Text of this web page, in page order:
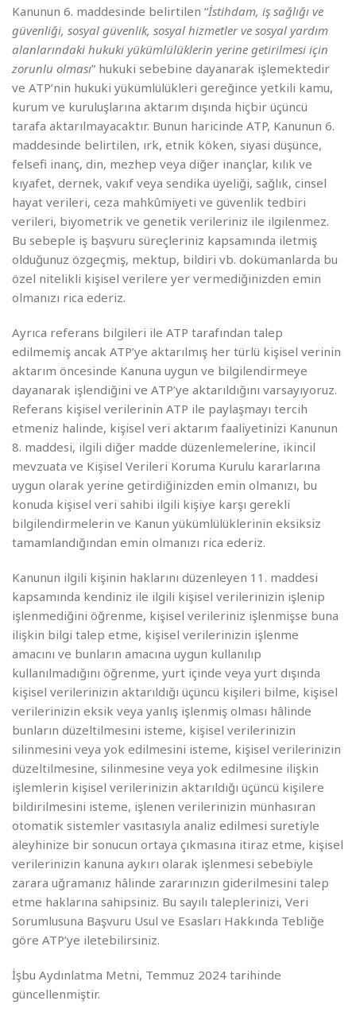
Kanunun 6. maddesinde belirtilen “İstihdam, iş sağlığı ve
güvenliği, sosyal güvenlik, sosyal hizmetler ve sosyal yardım
alanlarındaki hukuki yükümlülüklerin yerine getirilmesi için
zorunlu olması” hukuki sebebine dayanarak işlemektedir
ve ATP’nin hukuki yükümlülükleri gereğince yetkili kamu,
kurum ve kuruluşlarına aktarım dışında hiçbir üçüncü
tarafa aktarılmayacaktır. Bunun haricinde ATP, Kanunun 6.
maddesinde belirtilen, ırk, etnik köken, siyasi düşünce,
felsefi inanç, din, mezhep veya diğer inançlar, kılık ve
kıyafet, dernek, vakıf veya sendika üyeliği, sağlık, cinsel
hayat verileri, ceza mahkûmiyeti ve güvenlik tedbiri
verileri, biyometrik ve genetik verileriniz ile ilgilenmez.
Bu sebeple iş başvuru süreçleriniz kapsamında iletmiş
olduğunuz özgeçmiş, mektup, bildiri vb. dokümanlarda bu
özel nitelikli kişisel verilere yer vermediğinizden emin
olmanızı rica ederiz.
Ayrıca referans bilgileri ile ATP tarafından talep
edilmemiş ancak ATP’ye aktarılmış her türlü kişisel verinin
aktarım öncesinde Kanuna uygun ve bilgilendirmeye
dayanarak işlendiğini ve ATP’ye aktarıldığını varsayıyoruz.
Referans kişisel verilerinin ATP ile paylaşmayı tercih
etmeniz halinde, kişisel veri aktarım faaliyetinizi Kanunun
8. maddesi, ilgili diğer madde düzenlemelerine, ikincil
mevzuata ve Kişisel Verileri Koruma Kurulu kararlarına
uygun olarak yerine getirdiğinizden emin olmanızı, bu
konuda kişisel veri sahibi ilgili kişiye karşı gerekli
bilgilendirmelerin ve Kanun yükümlülüklerinin eksiksiz
tamamlandığından emin olmanızı rica ederiz.
Kanunun ilgili kişinin haklarını düzenleyen 11. maddesi
kapsamında kendiniz ile ilgili kişisel verilerinizin işlenip
işlenmediğini öğrenme, kişisel verileriniz işlenmişse buna
ilişkin bilgi talep etme, kişisel verilerinizin işlenme
amacını ve bunların amacına uygun kullanılıp
kullanılmadığını öğrenme, yurt içinde veya yurt dışında
kişisel verilerinizin aktarıldığı üçüncü kişileri bilme, kişisel
verilerinizin eksik veya yanlış işlenmiş olması hâlinde
bunların düzeltilmesini isteme, kişisel verilerinizin
silinmesini veya yok edilmesini isteme, kişisel verilerinizin
düzeltilmesine, silinmesine veya yok edilmesine ilişkin
işlemlerin kişisel verilerinizin aktarıldığı üçüncü kişilere
bildirilmesini isteme, işlenen verilerinizin münhasıran
otomatik sistemler vasıtasıyla analiz edilmesi suretiyle
aleyhinize bir sonucun ortaya çıkmasına itiraz etme, kişisel
verilerinizin kanuna aykırı olarak işlenmesi sebebiyle
zarara uğramanız hâlinde zararınızın giderilmesini talep
etme haklarına sahipsiniz. Bu sayılı taleplerinizi, Veri
Sorumlusuna Başvuru Usul ve Esasları Hakkında Tebliğe
göre ATP’ye iletebilirsiniz.
İşbu Aydınlatma Metni, Temmuz 2024 tarihinde
güncellenmiştir.